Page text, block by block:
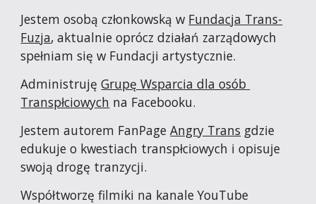
Jestem osobą członkowską w Fundacja Trans-
Fuzja, aktualnie oprócz działań zarządowych
spełniam się w Fundacji artystycznie.
Administruję Grupę Wsparcia dla osób
Transpłciowych na Facebooku.
Jestem autorem FanPage Angry Trans gdzie
edukuje o kwestiach transpłciowych i opisuje
swoją drogę tranzycji.